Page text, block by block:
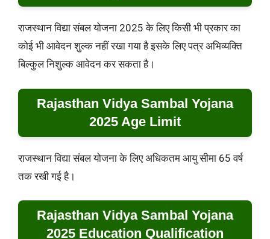
राजस्थान विद्या संबल योजना 2025 के लिए किसी भी प्रकार का
कोई भी आवेदन शुल्क नहीं रखा गया है इसके लिए पत्र अभिव्यक्ति
बिल्कुल निशुल्क आवेदन कर सकता है।
Rajasthan Vidya Sambal Yojana
2025 Age Limit
राजस्थान विद्या संबल योजना के लिए अधिकतम आयु सीमा 65 वर्ष
तक रखी गई है।
Rajasthan Vidya Sambal Yojana
2025 Education Qualification